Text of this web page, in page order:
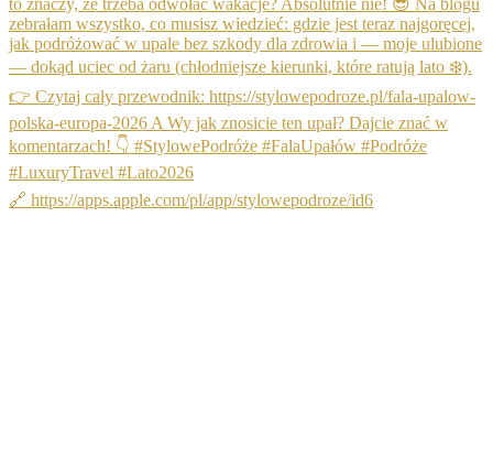
🔗 https://apps.apple.com/pl/app/stylowepodroze/id6